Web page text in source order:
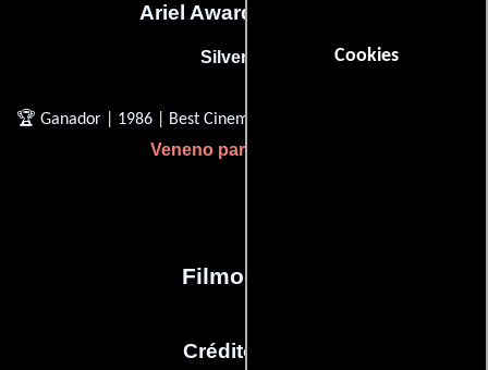
Cookies
Ariel Awards, Mexico
Silver Ariel
🏆 Ganador | 1986 | Best Cinematography (Mejor Fotografía)
Veneno para las hadas
Filmografía
Créditos en: